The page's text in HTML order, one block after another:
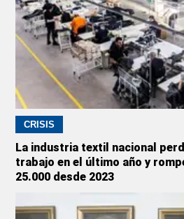
CRISIS
La industria textil nacional
trabajo en el último año y
25.000 desde 2023